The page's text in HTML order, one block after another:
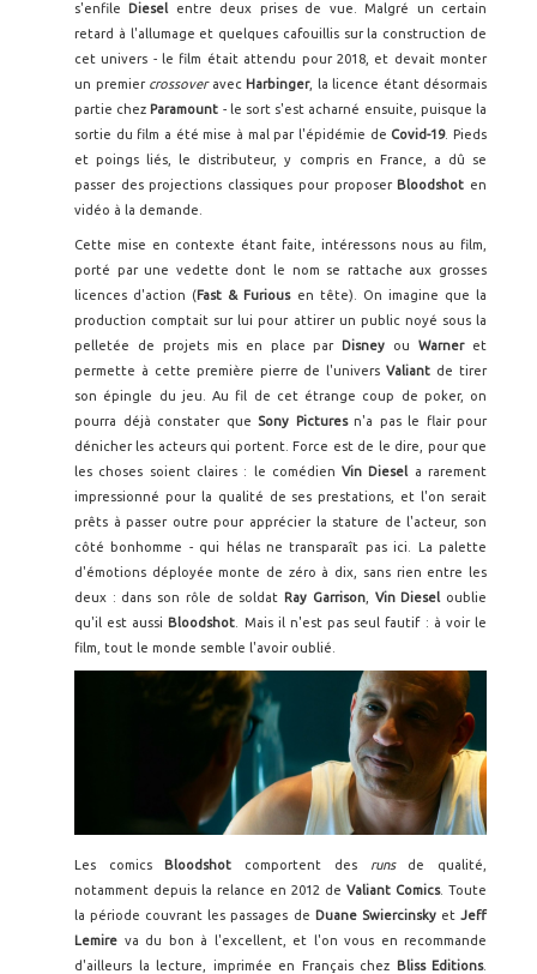
s'enfile
Diesel entre deux prises de vue. Malgré un certain
retard à l'allumage et quelques cafouillis sur la construction de
cet univers - le film était attendu pour 2018, et devait monter
un premier crossoveravec Harbinger, la licence étant désormais
partie chez Paramount - le sort s'est acharné ensuite, puisque la
sortie du film a été mise à mal par l'épidémie de Covid-19. Pieds
et poings liés, le distributeur, y compris en France, a dû se
passer des projections classiques pour proposer Bloodshot en
vidéo à la demande.
Cette mise en contexte étant faite, intéressons nous au film,
porté par une vedette dont le nom se rattache aux grosses
licences d'action (Fast & Furious en tête). On imagine que la
production comptait sur lui pour attirer un public noyé sous la
pelletée de projets mis en place par
Disney ouWarneret
permette à cette première pierre de l'universValiant de tirer
son épingle du jeu. Au fil de cet étrange coup de poker, on
pourra déjà constater que Sony Pictures n'a pas le flair pour
dénicher les acteurs qui portent. Force est de le dire, pour que
les choses soient claires : le comédienVin Diesel a rarement
impressionné pour la qualité de ses prestations, et l'on serait
prêts à passer outre pour apprécier la stature de l'acteur, son
côté bonhomme - qui hélas ne transparaît pas ici. La palette
d'émotions déployée monte de zéro à dix, sans rien entre les
deux : dans son rôle de soldat Ray Garrison, Vin Diesel oublie
qu'il est aussi Bloodshot . Mais il n'est pas seul fautif : à voir le
film, tout le monde semble l'avoir oublié.
Les comics Bloodshot comportent des runs de qualité,
notamment depuis la relance en 2012 de Valiant Comics. Toute
la période couvrant les passages de Duane Swiercinsky etJeff
Lemire va du bon à l'excellent, et l'on vous en recommande
d'ailleurs la lecture, imprimée en Français chez Bliss Editions.